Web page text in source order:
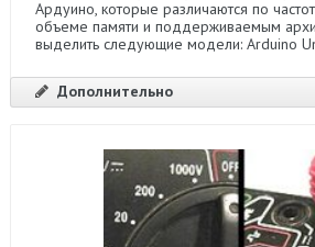
Ардуино, которые различаются по
объеме памяти и поддерживаемым
выделить следующие модели: Arduino
Дополнительно